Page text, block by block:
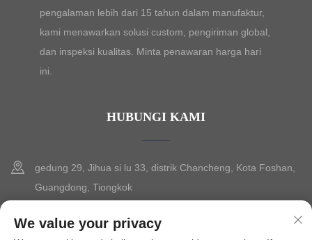
pengalaman lebih dari 15 tahun dalam manufaktur,
kami menawarkan solusi custom, pengiriman global,
dan inspeksi kualitas. Minta penawaran harga hari
ini.
HUBUNGI KAMI
gedung 29, Jihua si lu 33, distrik Chancheng, Kota Foshan,
Guangdong, Tiongkok
+86-13630015425
We value your privacy